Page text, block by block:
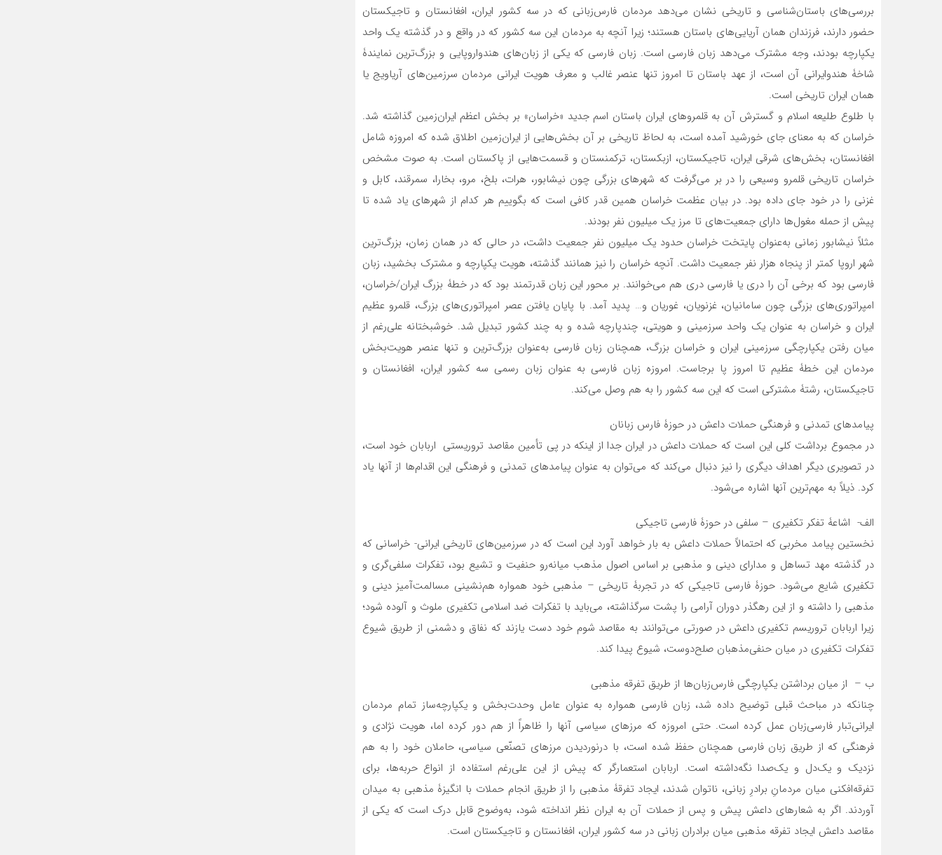
بررسی‌های باستان‌شناسی و تاریخی نشان می‌دهد مردمان فارس‌زبانی که در سه کشور ایران،‌ افغانستان و تاجیکستان
حضور دارند،‌ فرزندان همان آریایی‌های باستان هستند؛ زیرا آنچه به مردمان این سه کشور که در واقع و در گذشته یک واحد
یکپارچه بودند، وجه مشترک می‌دهد زبان فارسی است. زبان فارسی که یکی از زبان‌های هندواروپایی و بزر‌گ‌ترین نمایندۀ
شاخۀ هندوایرانی آن است، از عهد باستان تا امروز تنها عنصر غالب و معرف هویت ایرانی مردمان سرزمین‌های آریاویج یا
همان ایران تاریخی است.
با طلوع طلیعه اسلام و گسترش آن به قلمروهای ایران باستان اسم جدید «خراسان» بر بخش اعظم ایران‌‌زمین گذاشته شد.
خراسان که به معنای جای خورشید آمده است، به لحاظ تاریخی بر آن بخش‌هایی از ایران‌زمین اطلاق شده که امروزه شامل
افغانستان، بخش‌های شرقی ایران، تاجیکستان، ازبکستان، ترکمنستان و قسمت‌هایی از پاکستان است. به صوت مشخص
خراسان تاریخی قلمرو وسیعی را در بر می‌گرفت که شهرهای بزرگی چون نیشابور، هرات، بلخ، مرو، بخارا، سمرقند، کابل و
غزنی را در خود جای داده بود. در بیان عظمت خراسان همین‌ قدر کافی است که بگوییم هر کدام از شهرهای یاد شده تا
پیش از حمله مغول‌ها دارای جمعیت‌های تا مرز یک میلیون نفر بودند.
مثلاً نیشابور زمانی به‌عنوان پایتخت خراسان حدود یک میلیون نفر جمعیت داشت، در حالی که در همان زمان، بزرگ‌ترین
شهر اروپا کمتر از پنجاه هزار نفر جمعیت داشت. آنچه خراسان را نیز همانند گذشته، هویت یکپارچه و مشترک بخشید، زبان
فارسی بود که برخی آن را دری یا فارسی دری هم می‌خوانند. بر محور این زبان قدرتمند بود که در خطۀ بزرگ ایران/خراسان،
امپراتوری‌های بزرگی چون سامانیان، غزنویان،‌ غوریان و… پدید آمد. با پایان یافتن عصر امپراتوری‌های بزرگ، قلمرو عظیم
ایران و خراسان به عنوان یک واحد سرزمینی و هویتی، چندپارچه شده و به چند کشور تبدیل شد. خوشبختانه علی‌رغم از
میان رفتن یکپارچگی سرزمینی ایران و خراسان بزرگ، همچنان زبان فارسی به‌عنوان بزرگ‌ترین و تنها عنصر هویت‌بخش
مردمان این خطۀ عظیم تا امروز پا برجاست. امروزه زبان فارسی به عنوان زبان رسمی سه کشور ایران، افغانستان و
تاجیکستان، رشتۀ مشترکی است که این سه کشور را به‌ هم وصل می‌کند.
پیامدهای تمدنی و فرهنگی حملات داعش در حوزۀ فارس زبانان
در مجموع برداشت کلی این است که حملات داعش در ایران جدا از اینکه در پی تأمین مقاصد تروریستی اربابان خود است،
در تصویری دیگر اهداف دیگری را نیز دنبال می‌کند که می‌توان به عنوان پیامد‌های تمدنی و فرهنگی این اقدام‌ها از آنها یاد
کرد. ذیلاً به مهم‌ترین آنها اشاره می‌شود.
الف- اشاعۀ تفکر تکفیری – سلفی در حوزۀ فارسی تاجیکی
نخستین پیامد مخربی که احتمالاً‌ حملات داعش به بار خواهد آورد این است که در سرزمین‌های تاریخی ایرانی- خراسانی که
در گذشته مهد تساهل و مدارای دینی و مذهبی بر اساس اصول مذهب میانه‌رو حنفیت و تشیع بود، تفکرات سلفی‌گری و
تکفیری شایع می‌شود. حوزۀ فارسی تاجیکی که در تجربۀ تاریخی – مذهبی خود همواره هم‌نشینی مسالمت‌آمیز دینی و
مذهبی را داشته و از این رهگذر دوران آرامی را پشت سرگذاشته، می‌باید با تفکرات ضد اسلامی تکفیری ملوث و آلوده شود؛
زیرا اربابان تروریسم تکفیری داعش در صورتی می‌توانند به مقاصد شوم خود دست یازند که نفاق و دشمنی از طریق شیوع
تفکرات تکفیری در میان حنفی‌مذهبان صلح‌دوست، شیوع پیدا کند.
ب – از میان برداشتن یکپارچگی فارس‌زبان‌ها از طریق تفرقه مذهبی
چنانکه در مباحث قبلی توضیح داده شد، زبان فارسی همواره به عنوان عامل وحدت‌بخش و یکپارچه‌ساز تمام مردمان
ایرانی‌تبار فارسی‌زبان عمل کرده است. حتی امروزه که مرزهای سیاسی آنها را ظاهراً از هم دور کرده اما، هویت نژادی و
فرهنگی که از طریق زبان فارسی همچنان حفظ شده است، با درنوردیدن مرزهای تصنّعی سیاسی، حاملان خود را به ‌هم
نزدیک و یک‌دل و یک‌صدا نگه‌داشته است. اربابان استعمارگر که پیش از این علی‌رغم استفاده از انواع حربه‌ها، برای
تفرقه‌افکنی میان مردمانِ برادرِ زبانی، ناتوان شدند، ایجاد تفرقۀ مذهبی را از طریق انجام حملات با انگیزۀ مذهبی به میدان
آوردند. اگر به شعارهای داعش پیش و پس از حملات آن به ایران نظر انداخته شود،‌ به‌‌وضوح قابل درک است که یکی از
مقاصد داعش ایجاد تفرقه مذهبی میان برادران زبانی در سه کشور ایران، افغانستان و تاجیکستان است.